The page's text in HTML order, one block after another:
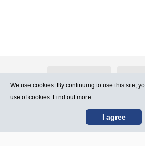
Contact Us
We use cookies. By continuing to use this site,
use of cookies. Find out more.
I agree